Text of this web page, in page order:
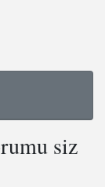
siz